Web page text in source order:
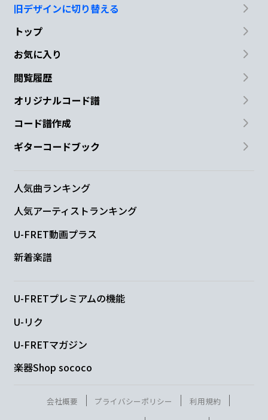
Em C B
「 はい、どうもよ
君の
何も聞
Bm
こえないね
G
旧デザインに切り替える
トップ
お気に入り
閲覧履歴
オリジナルコード譜
コード譜作成
ギターコードブック
人気曲ランキング
人気アーティストランキング
U-FRET動画プラス
新着楽譜
U-FRETプレミアムの機能
U-リク
U-FRETマガジン
楽器Shop sococo
会社概要 プライバシーポリシー
利用規約